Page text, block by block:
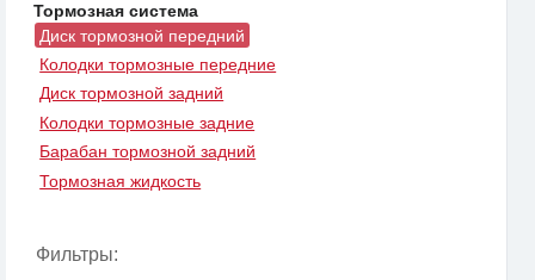
Тормозная система
Диск тормозной передний
Колодки тормозные передние
Диск тормозной задний
Колодки тормозные задние
Барабан тормозной задний
Тормозная жидкость
Фильтры: